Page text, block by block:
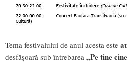
Tema festivalului de anul acesta este
desfășoară sub întrebarea „Pe tine